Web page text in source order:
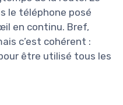
le téléphone posé
en continu. Bref,
c’est cohérent :
être utilisé tous les